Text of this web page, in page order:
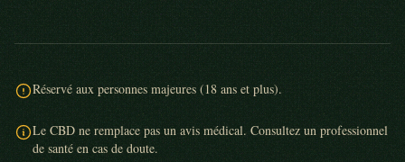
Réservé aux personnes majeures (18 ans et plus).
Le CBD ne remplace pas un avis médical. Consultez un professionnel
de santé en cas de doute.